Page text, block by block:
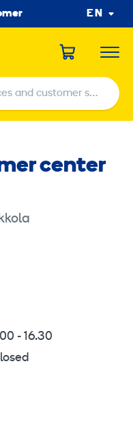
EN
service centers
service centers
center
- 16.30